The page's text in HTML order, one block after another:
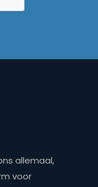
allemaal,
voor